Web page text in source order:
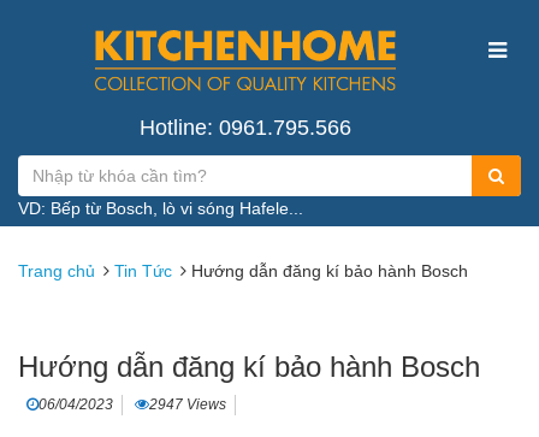
Hotline: 0961.795.566
VD: Bếp từ Bosch, lò vi sóng Hafele...
Trang chủ Tin Tức Hướng dẫn đăng kí bảo hành Bosch
Hướng dẫn đăng kí bảo hành Bosch
06/04/2023 2947 Views